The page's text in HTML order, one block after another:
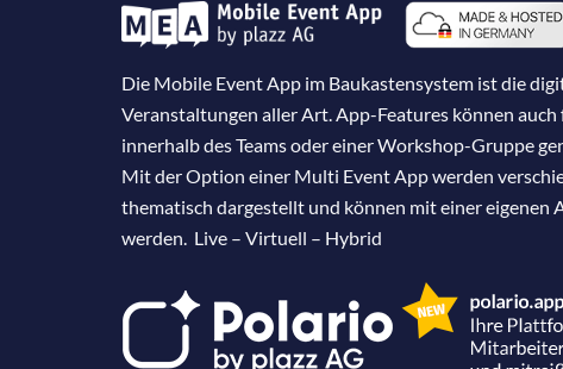
Die Mobile Event App im Baukastensystem ist die
Veranstaltungen aller Art. App-Features können
innerhalb des Teams oder einer Workshop-Gruppe
Mit der Option einer Multi Event App werden
thematisch dargestellt und können mit einer eigenen
werden. Live – Virtuell – Hybrid